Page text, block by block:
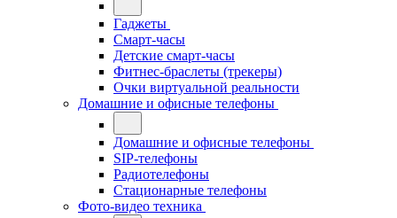
Гаджеты
Смарт-часы
Детские смарт-часы
Фитнес-браслеты (трекеры)
Очки виртуальной реальности
Домашние и офисные телефоны
Домашние и офисные телефоны
SIP-телефоны
Радиотелефоны
Стационарные телефоны
Фото-видео техника